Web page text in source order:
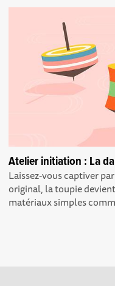
Atelier initiation : La
Laissez-vous captiver
original, la toupie
matériaux simples